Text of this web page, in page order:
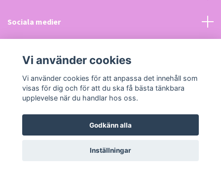
Sociala medier
Läs mer
© 2026 LeksakerPlus.se Powered by Quickbutik
Vi använder cookies
Vi använder cookies för att anpassa det innehåll som
visas för dig och för att du ska få bästa tänkbara
upplevelse när du handlar hos oss.
Godkänn alla
Inställningar